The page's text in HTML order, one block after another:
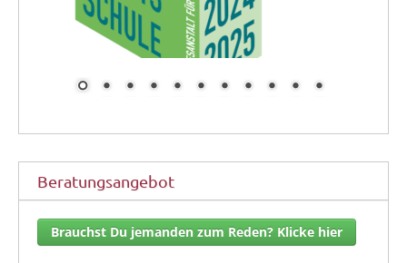
Beratungsangebot
Brauchst Du jemanden zum Reden? Klicke hier